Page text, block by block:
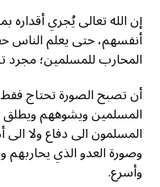
إن الله تعالى يُجري
أنفسهم، حتى يعلم الناس
المحارب للمسلمين؛
أن تصبح الصورة تحتاج
المسلمين ويشوههم ويطلق
المسلمون الى دفاع ولا
وصورة العدو الذي
وأسرع.